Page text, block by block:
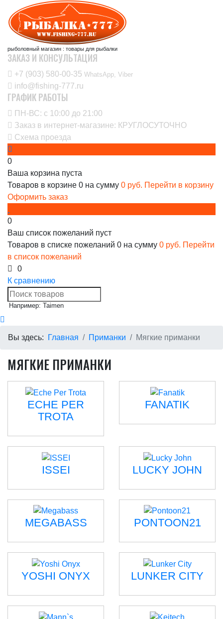
рыболовный магазин : товары для рыбалки
ЗАКАЗ И КОНСУЛЬТАЦИЯ
+7 (903) 580-00-35‬ WhatsApp, Viber
info@fishing-777.ru
ГРАФИК РАБОТЫ
ПН-ВС: с 10:00 до 21:00
Заказ в интернет-магазине: КРУГЛОСУТОЧНО
Схема проезда
0
Ваша корзина пуста
Товаров в корзине 0 на сумму 0 руб. Перейти в корзину
Оформить заказ
0
Ваш список пожеланий пуст
Товаров в списке пожеланий 0 на сумму 0 руб. Перейти
в список пожеланий
0
К сравнению
Например: Taimen
Вы здесь: Главная Приманки Мягкие приманки
МЯГКИЕ ПРИМАНКИ
ECHE PER
TROTA
FANATIK
ISSEI LUCKY JOHN
MEGABASS PONTOON21
YOSHI ONYX LUNKER CITY